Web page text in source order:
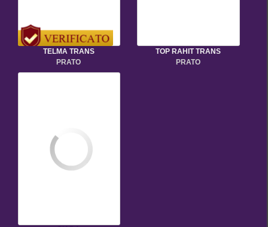
TELMA TRANS
PRATO
TOP RAHIT TRANS
PRATO